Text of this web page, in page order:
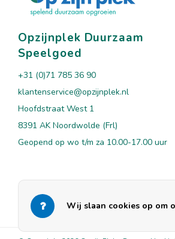
Opzijnplek Duurzaam
Speelgoed
+31 (0)71 785 36 90
klantenservice@opzijnplek.nl
Hoofdstraat West 1
8391 AK Noordwolde (Frl)
Geopend op wo t/m za 10.00-17.00 uur
Wij slaan cookies op om